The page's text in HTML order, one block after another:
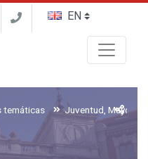
temáticas